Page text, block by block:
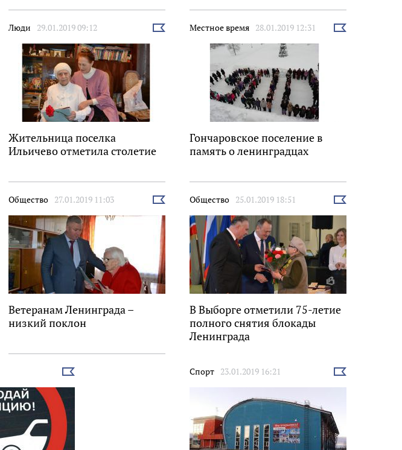
Люди 29.01.2019 09:12
Выбрать
Жительница поселка
Ильичево отметила столетие
Местное время 28.01.2019 12:31
Выбрать
Гончаровское поселение в
память о ленинградцах
Общество 27.01.2019 11:03
Выбрать
Ветеранам Ленинграда –
низкий поклон
Общество 25.01.2019 18:51
Выбрать
В Выборге отметили 75-летие
полного снятия блокады
Ленинграда
Выбрать
Спорт 23.01.2019 16:21
Выбрать